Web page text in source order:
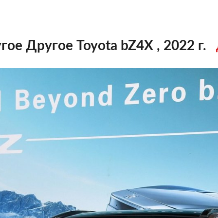
Другое Toyota bZ4X , 2022 г.